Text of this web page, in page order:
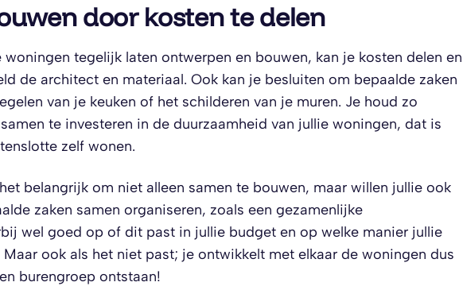
door kosten te delen
tegelijk laten ontwerpen en bouwen, kan je kosten delen en
de architect en materiaal. Ook kan je besluiten om bepaalde zaken
van je keuken of het schilderen van je muren. Je houd zo
te investeren in de duurzaamheid van jullie woningen, dat is
zelf wonen.
belangrijk om niet alleen samen te bouwen, maar willen jullie ook
zaken samen organiseren, zoals een gezamenlijke
wel goed op of dit past in jullie budget en op welke manier jullie
ook als het niet past; je ontwikkelt met elkaar de woningen dus
burengroep ontstaan!